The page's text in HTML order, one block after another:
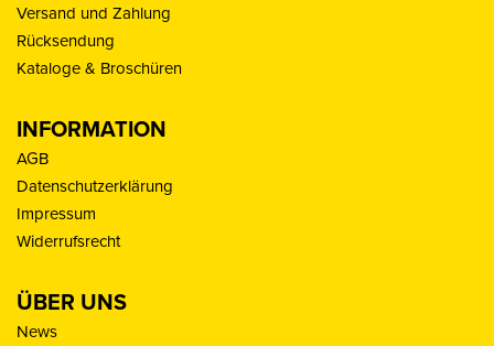
Versand und Zahlung
Rücksendung
Kataloge & Broschüren
INFORMATION
AGB
Datenschutzerklärung
Impressum
Widerrufsrecht
ÜBER UNS
News